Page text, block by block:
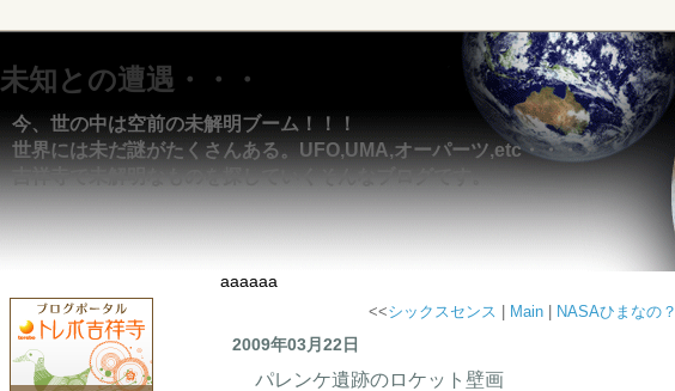
未知との遭遇・・・
今、世の中は空前の未解明ブーム！！！
世界には未だ謎がたくさんある。UFO,UMA,オーパーツ,etc・・・・
吉祥寺で未解明なものを探していくそんなブログです。
aaaaaa
<<シックスセンス Main| NASAひまなの？
2009年03月22日
パレンケ遺跡のロケット壁画